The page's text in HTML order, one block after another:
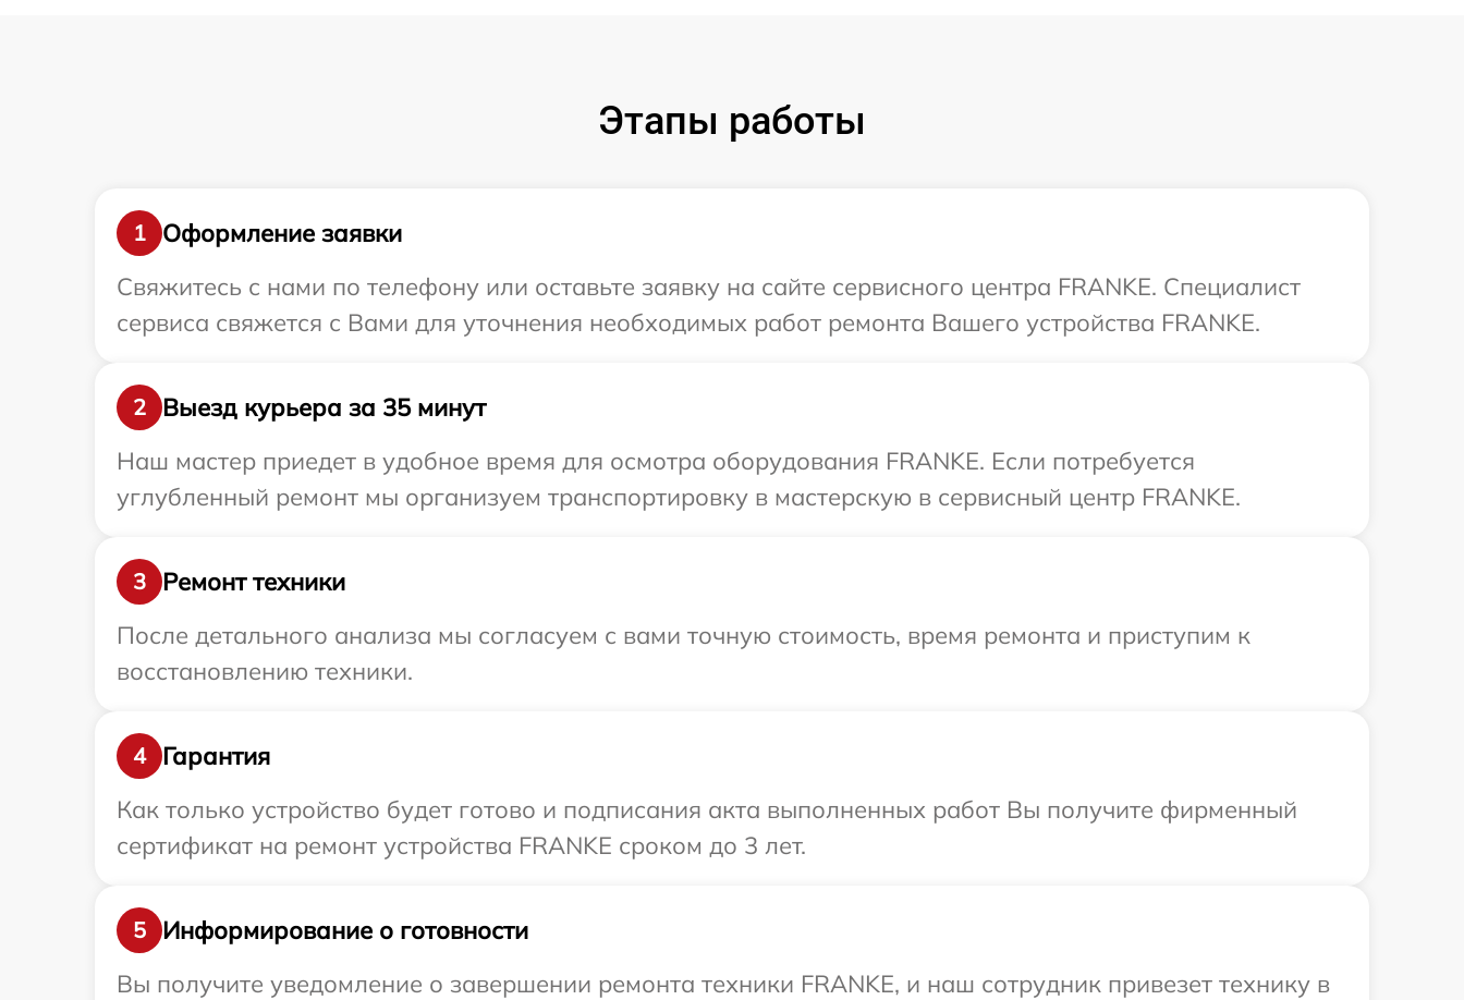
Этапы работы
1
Оформление заявки
Свяжитесь с нами по телефону или оставьте заявку на сайте сервисного центра FRANKE. Специалист
сервиса свяжется с Вами для уточнения необходимых работ ремонта Вашего устройства FRANKE.
2
Выезд курьера за 35 минут
Наш мастер приедет в удобное время для осмотра оборудования FRANKE. Если потребуется
углубленный ремонт мы организуем транспортировку в мастерскую в сервисный центр FRANKE.
3
Ремонт техники
После детального анализа мы согласуем с вами точную стоимость, время ремонта и приступим к
восстановлению техники.
4
Гарантия
Как только устройство будет готово и подписания акта выполненных работ Вы получите фирменный
сертификат на ремонт устройства FRANKE сроком до 3 лет.
5
Информирование о готовности
Вы получите уведомление о завершении ремонта техники FRANKE, и наш сотрудник привезет технику в